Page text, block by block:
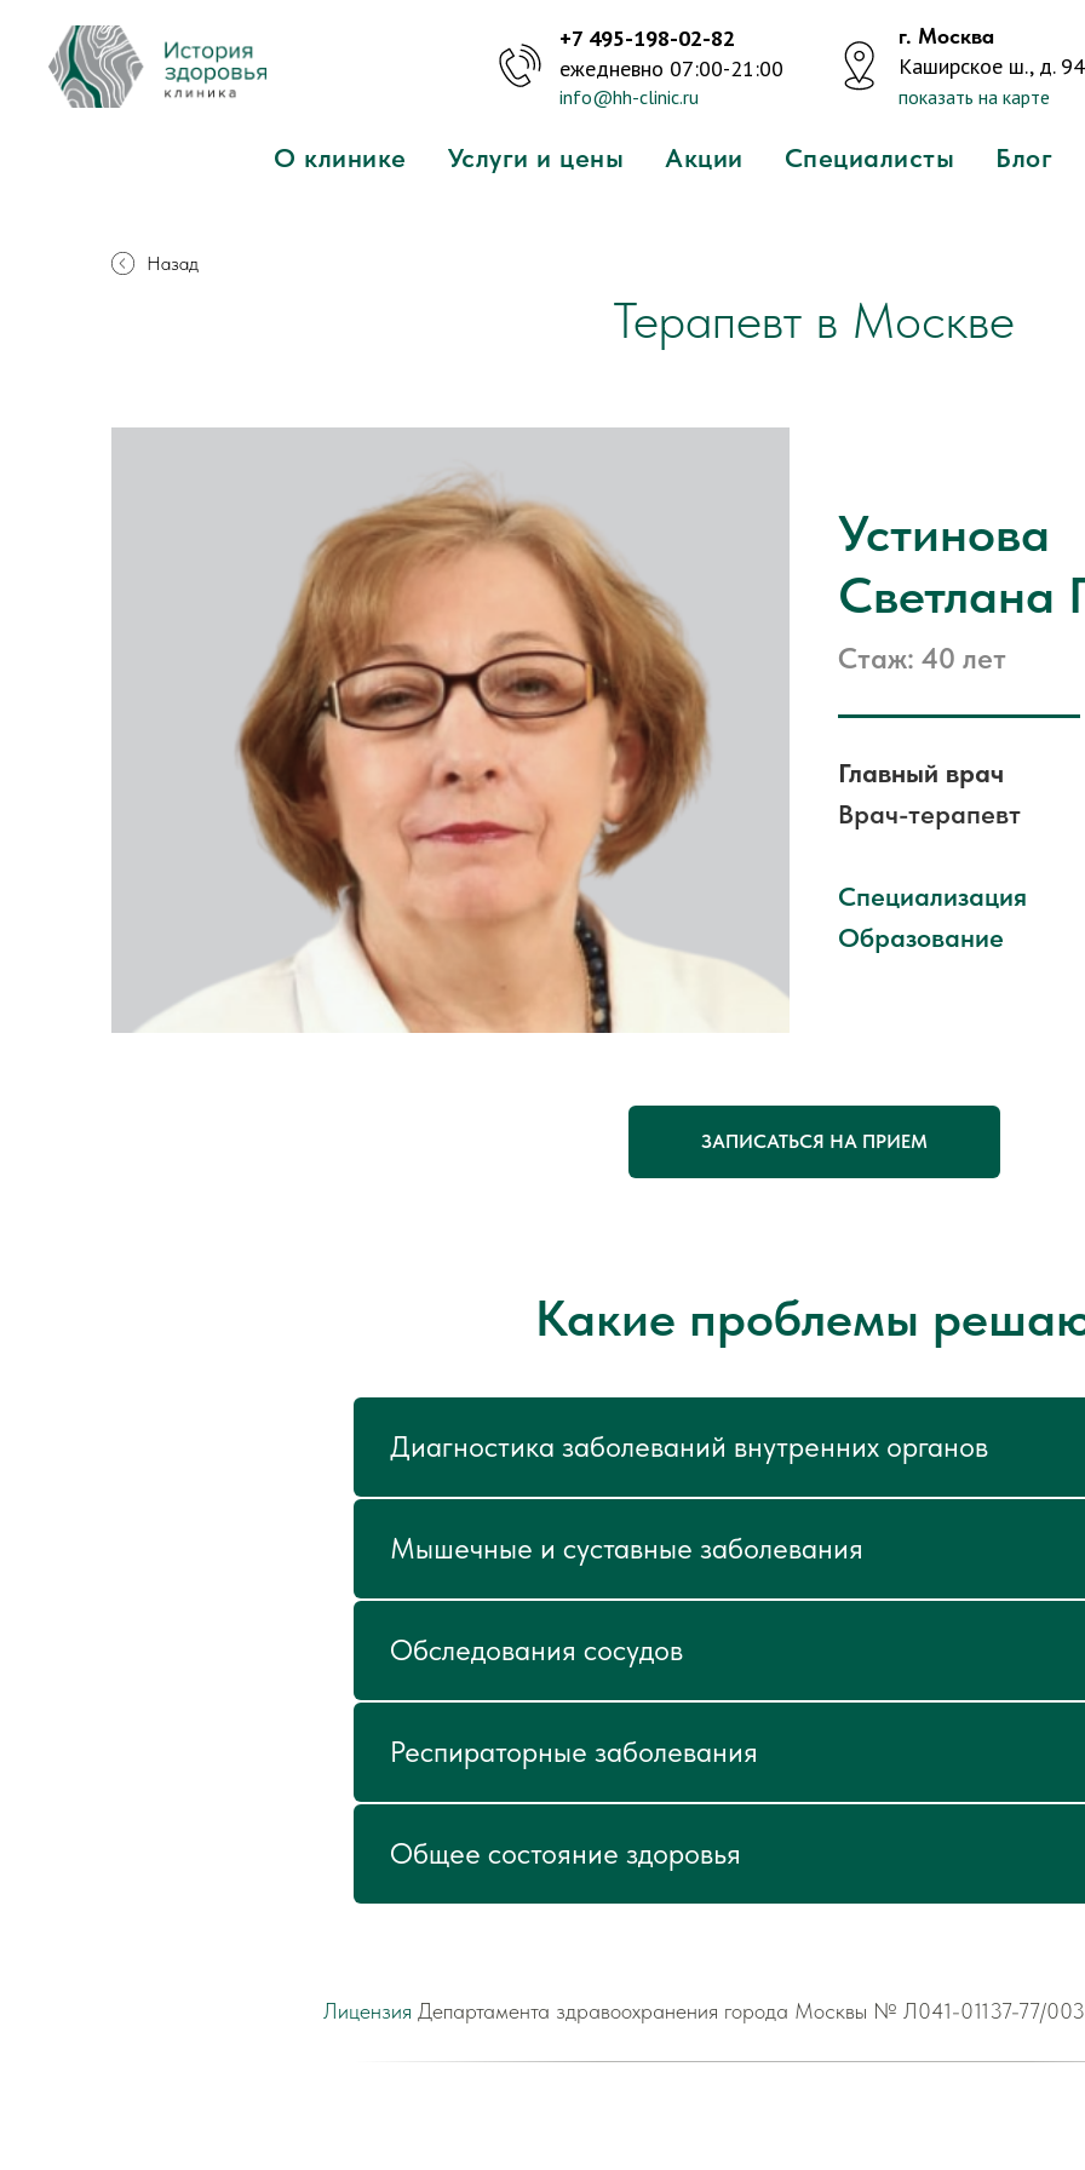
О клинике Услуги и цены Акции Специалисты Блог
+7 495-198-02-82
ежедневно 07:00-21:00
info@hh-clinic.ru
г. Москва
Каширское ш., д.
показать на карте
Назад
Терапевт в Москве
Устинова
Светлана
Стаж: 40 лет
Главный врач
Врач-терапевт
Специализация
Образование
ЗАПИСАТЬСЯ НА ПРИЕМ
Какие проблемы
Диагностика заболеваний внутренних органов
Мышечные и суставные заболевания
Обследования сосудов
Респираторные заболевания
Общее состояние здоровья
Лицензия Департамента здравоохранения города Москвы № Л041-01137-77/